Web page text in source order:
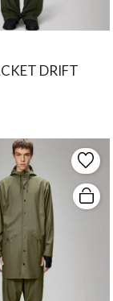
DRIFT